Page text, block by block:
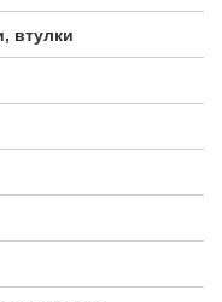
втулки